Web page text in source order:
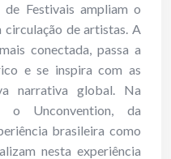
Festivais ampliam o
de artistas. A
conectada, passa a
e se inspira com as
narrativa global. Na
o Unconvention, da
brasileira como
nesta experiência